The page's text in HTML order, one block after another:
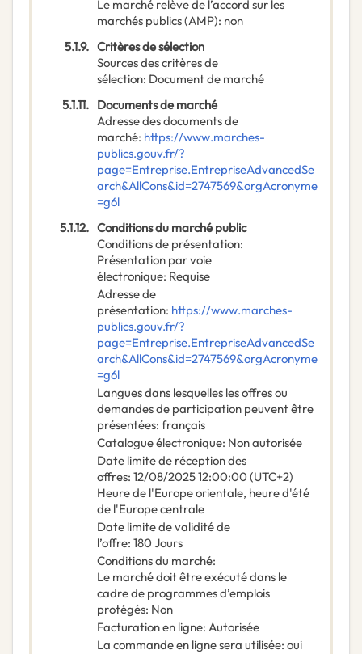
Le marché relève de l’accord sur les
marchés publics (AMP): non
5.1.9. Critères de sélection
Sources des critères de
sélection: Document de marché
5.1.11. Documents de marché
Adresse des documents de
marché: https://www.marches-
publics.gouv.fr/?
page=Entreprise.EntrepriseAdvancedSe
arch&AllCons&id=2747569&orgAcronyme
=g6l
5.1.12. Conditions du marché public
Conditions de présentation:
Présentation par voie
électronique: Requise
Adresse de
présentation: https://www.marches-
publics.gouv.fr/?
page=Entreprise.EntrepriseAdvancedSe
arch&AllCons&id=2747569&orgAcronyme
=g6l
Langues dans lesquelles les offres ou
demandes de participation peuvent être
présentées: français
Catalogue électronique: Non autorisée
Date limite de réception des
offres: 12/08/202512:00:00 (UTC+2)
Heure de l'Europe orientale, heure d'été
de l'Europe centrale
Date limite de validité de
l’offre: 180 Jours
Conditions du marché:
Le marché doit être exécuté dans le
cadre de programmes d’emplois
protégés: Non
Facturation en ligne: Autorisée
La commande en ligne sera utilisée: oui